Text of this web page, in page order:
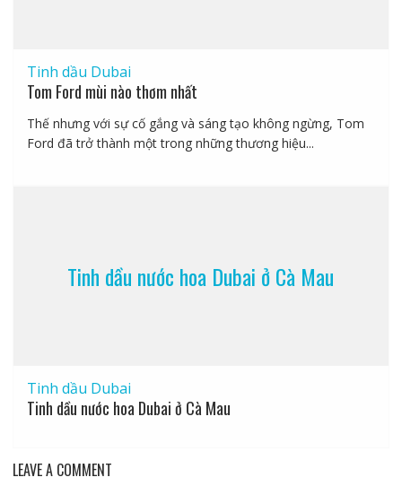
Tinh dầu Dubai
Tom Ford mùi nào thơm nhất
Thế nhưng với sự cố gắng và sáng tạo không ngừng, Tom
Ford đã trở thành một trong những thương hiệu...
Tinh dầu nước hoa Dubai ở Cà Mau
Tinh dầu Dubai
Tinh dầu nước hoa Dubai ở Cà Mau
LEAVE A COMMENT